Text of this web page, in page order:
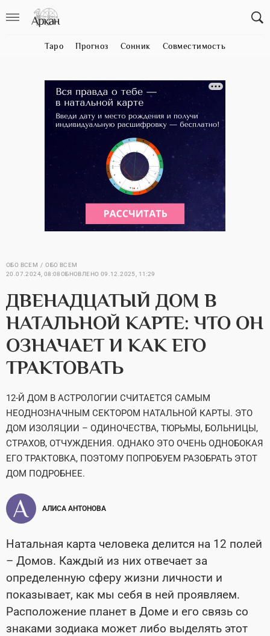
Таро Прогноз Сонник Совместимость
ОБО ВСЕМ
ОБО ВСЕМ
20.07.2024, 08:08ОБНОВЛЕНО 09.12.2025, 11:29
ДВЕНАДЦАТЫЙ ДОМ В
НАТАЛЬНОЙ КАРТЕ: ЧТО ОН
ОЗНАЧАЕТ И КАК ЕГО
ТРАКТОВАТЬ
12-Й ДОМ В АСТРОЛОГИИ СЧИТАЕТСЯ САМЫМ
НЕОДНОЗНАЧНЫМ СЕКТОРОМ НАТАЛЬНОЙ КАРТЫ. ЭТО
ДОМ ИЗОЛЯЦИИ – ОДИНОЧЕСТВА, ТЮРЬМЫ, БОЛЬНИЦЫ,
СТРАХОВ, ОТЧУЖДЕНИЯ. ОДНАКО ЭТО ОЧЕНЬ ОДНОБОКАЯ
ЕГО ТРАКТОВКА, ПОЭТОМУ ПОПРОБУЕМ РАЗОБРАТЬ ЭТОТ
ДОМ ПОДРОБНЕЕ.
АЛИСА АНТОНОВА
Натальная карта человека делится на 12 полей
– Домов. Каждый из них отвечает за
определенную сферу жизни личности и
показывает, как мы себя в ней проявляем.
Расположение планет в Доме и его связь со
знаками зодиака может либо выделять этот